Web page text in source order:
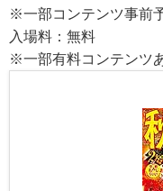
※一部コンテンツ事前
入場料：無料
※一部有料コンテンツ